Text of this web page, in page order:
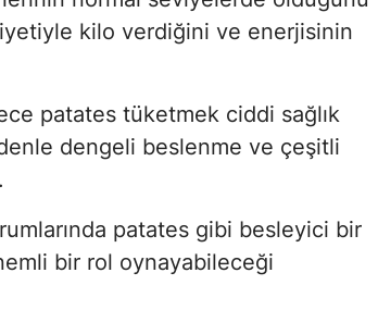
kilo verdiğini ve enerjisinin
patates tüketmek ciddi sağlık
dengeli beslenme ve çeşitli
patates gibi besleyici bir
bir rol oynayabileceği